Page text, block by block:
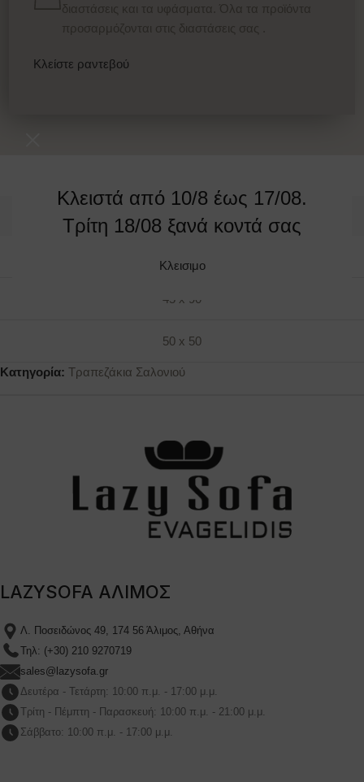
Κλειστά από 10/8 έως 17/08.
Τρίτη 18/08 ξανά κοντά σας
Κλεισιμο
διαστάσεις και τα υφάσματα. Όλα τα προϊόντα
προσαρμόζονται στις διαστάσεις σας .
Κλείστε ραντεβού
ΔΙΑΣΤΑΣΕΙΣ
45 x 90
50 x 50
Κατηγορία: Τραπεζάκια Σαλονιού
LAZYSOFA ΑΛΙΜΟΣ
Λ. Ποσειδώνος 49, 174 56 Άλιμος, Αθήνα
Τηλ: (+30) 210 9270719
sales@lazysofa.gr
Δευτέρα - Τετάρτη: 10:00 π.μ. - 17:00 μ.μ.
Τρίτη - Πέμπτη - Παρασκευή: 10:00 π.μ. - 21:00 μ.μ.
Σάββατο: 10:00 π.μ. - 17:00 μ.μ.